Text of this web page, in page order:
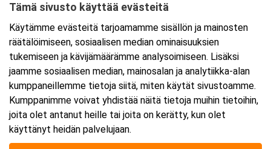
Tarkempi kartta ja ajo-ohjeet
Tämä sivusto käyttää evästeitä
Käytämme evästeitä tarjoamamme sisällön ja mainosten
räätälöimiseen, sosiaalisen median ominaisuuksien
tukemiseen ja kävijämäärämme analysoimiseen. Lisäksi
jaamme sosiaalisen median, mainosalan ja analytiikka-alan
kumppaneillemme tietoja siitä, miten käytät sivustoamme.
Kumppanimme voivat yhdistää näitä tietoja muihin tietoihin,
joita olet antanut heille tai joita on kerätty, kun olet
käyttänyt heidän palvelujaan.